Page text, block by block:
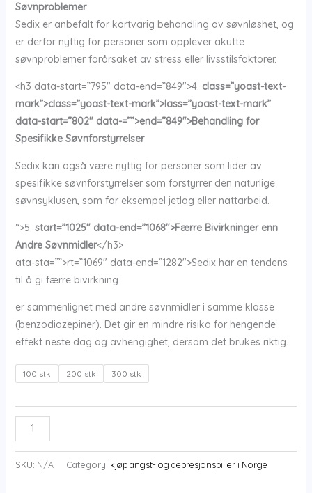
Søvnproblemer
Sedix er anbefalt for kortvarig behandling av søvnløshet, og
er derfor nyttig for personer som opplever akutte
søvnproblemer forårsaket av stress eller livsstilsfaktorer.
<h3 data-start=”795″ data-end=”849″>4. class=”yoast-text-
mark”>class=”yoast-text-mark”>lass=”yoast-text-mark”
data-start=”802″ data-=””>end=”849″>Behandling for
Spesifikke Søvnforstyrrelser
Sedix kan også være nyttig for personer som lider av
spesifikke søvnforstyrrelser som forstyrrer den naturlige
søvnsyklusen, som for eksempel jetlag eller nattarbeid.
“>5. start=”1025″ data-end=”1068″>Færre Bivirkninger enn
Andre Søvnmidler</h3>
ata-sta=””>rt=”1069″ data-end=”1282″>Sedix har en tendens
til å gi færre bivirkning
er sammenlignet med andre søvnmidler i samme klasse
(benzodiazepiner). Det gir en mindre risiko for hengende
effekt neste dag og avhengighet, dersom det brukes riktig.
100 stk 200 stk 300 stk
Kjøp
sedix
SKU: N/A Category: kjøp angst- og depresjonspiller i Norge